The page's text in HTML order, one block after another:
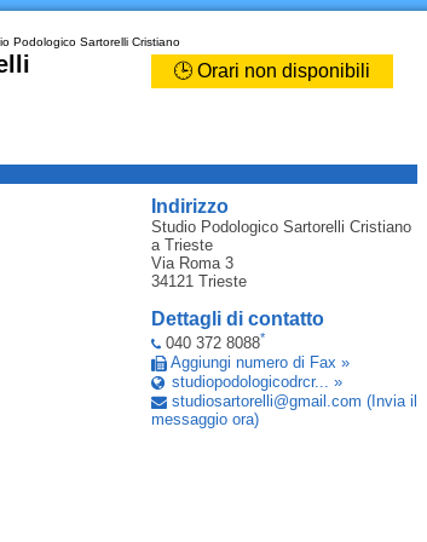
Podologico Sartorelli Cristiano
🕒 Orari non disponibili
Indirizzo
Studio Podologico Sartorelli Cristiano
a Trieste
Via Roma 3
34121 Trieste
Dettagli di contatto
040 372 8088*
Aggiungi numero di Fax »
studiopodologicodrcr... »
studiosartorelli@gmail .com (Invia il
messaggio ora)